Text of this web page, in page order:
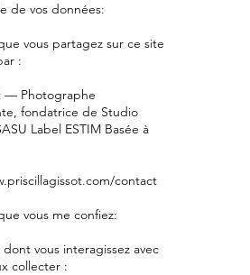
de vos données:
vous partagez sur ce site
:
— Photographe
fondatrice de Studio
Label ESTIM Basée à
contact
vous me confiez:
dont vous interagissez avec
collecter :